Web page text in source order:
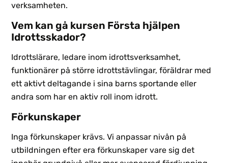
verksamheten.
Vem kan gå kursen Första hjälpen
Idrottsskador?
Idrottslärare, ledare inom idrottsverksamhet,
funktionärer på större idrottstävlingar, föräldrar med
ett aktivt deltagande i sina barns sportande eller
andra som har en aktiv roll inom idrott.
Förkunskaper
Inga förkunskaper krävs. Vi anpassar nivån på
utbildningen efter era förkunskaper vare sig det